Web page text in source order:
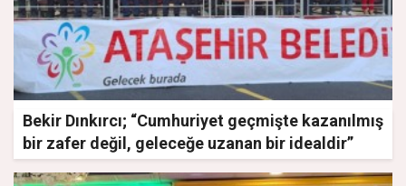
Bekir Dınkırcı; “Cumhuriyet geçmişte kazanılmış
bir zafer değil, geleceğe uzanan bir idealdir”